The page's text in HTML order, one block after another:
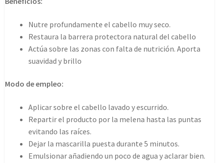
Nutre profundamente el cabello muy seco.
Restaura la barrera protectora natural del cabello
Actúa sobre las zonas con falta de nutrición. Aporta
suavidad y brillo
Modo de empleo:
Aplicar sobre el cabello lavado y escurrido.
Repartir el producto por la melena hasta las puntas
evitando las raíces.
Dejar la mascarilla puesta durante 5 minutos.
Emulsionar añadiendo un poco de agua y aclarar bien.